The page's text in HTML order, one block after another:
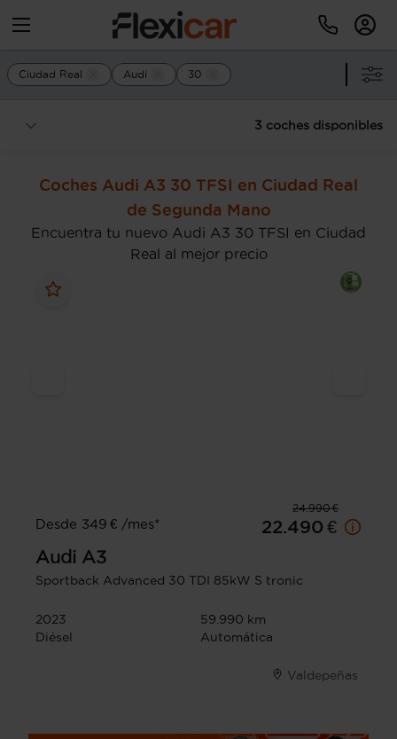
Ciudad Real Audi 30
3 coches disponibles
Coches Audi A3 30 TFSI en Ciudad Real
de Segunda Mano
Encuentra tu nuevo Audi A3 30 TFSI en Ciudad
Real al mejor precio
24.990 €
Desde 349 € /mes*
22.490 €
Audi A3
Sportback Advanced 30 TDI 85kW S tronic
2023
59.990 km
Diésel
Automática
Valdepeñas